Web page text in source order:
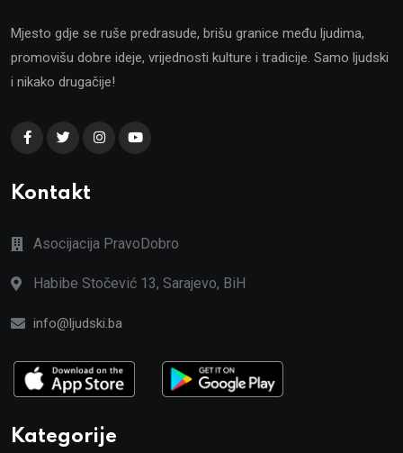
Mjesto gdje se ruše predrasude, brišu granice među ljudima,
promovišu dobre ideje, vrijednosti kulture i tradicije. Samo ljudski
i nikako drugačije!
Kontakt
Asocijacija PravoDobro
Habibe Stočević 13, Sarajevo, BiH
info@ljudski.ba
Kategorije